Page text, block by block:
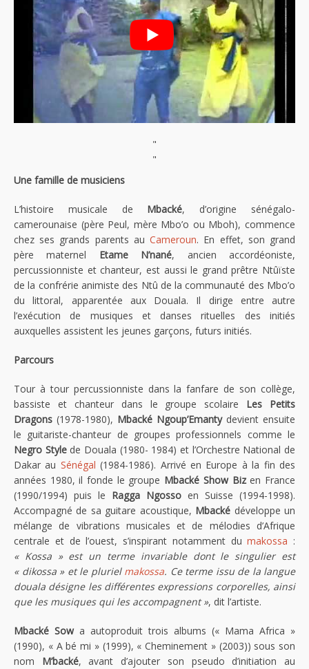
"
"
Une famille de musiciens
L’histoire musicale de Mbacké, d’origine sénégalo-
camerounaise (père Peul, mère Mbo’o ou Mboh), commence
chez ses grands parents auCameroun. En effet, son grand
père maternel Etame N’nané, ancien accordéoniste,
percussionniste et chanteur, est aussi le grand prêtre Ntûïste
de la confrérie animiste des Ntû de la communauté des Mbo’o
du littoral, apparentée aux Douala. Il dirige entre autre
l’exécution de musiques et danses rituelles des initiés
auxquelles assistent les jeunes garçons, futurs initiés.
Parcours
Tour à tour percussionniste dans la fanfare de son collège,
bassiste et chanteur dans le groupe scolaire Les Petits
Dragons (1978-1980), Mbacké Ngoup’Emantydevient ensuite
le guitariste-chanteur de groupes professionnels comme le
Negro Stylede Douala (1980- 1984) et l’Orchestre National de
Dakar au Sénégal (1984-1986). Arrivé en Europe à la fin des
années 1980, il fonde le groupe Mbacké Show Bizen France
(1990/1994) puis le Ragga Ngosso en Suisse (1994-1998).
Accompagné de sa guitare acoustique, Mbacké développe un
mélange de vibrations musicales et de mélodies d’Afrique
centrale et de l’ouest, s’inspirant notamment dumakossa :
« Kossa » est un terme invariable dont le singulier est
« dikossa » et le pluriel makossa. Ce terme issu de la langue
douala désigne les différentes expressions corporelles, ainsi
que les musiques qui les accompagnent », dit l’artiste.
Mbacké Sowa autoproduit trois albums (« Mama Africa »
(1990), « A bé mi » (1999), « Cheminement » (2003)) sous son
nom M’backé, avant d’ajouter son pseudo d’initiation au